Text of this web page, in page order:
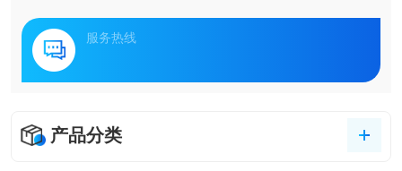
服务热线
产品分类